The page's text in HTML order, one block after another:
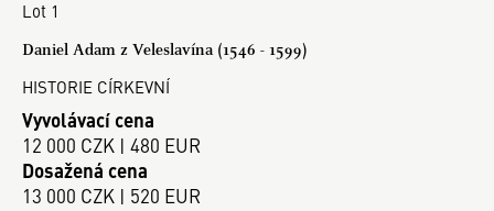
Lot 1
Daniel Adam z Veleslavína (1546 - 1599)
HISTORIE CÍRKEVNÍ
Vyvolávací cena
12 000 CZK | 480 EUR
Dosažená cena
13 000 CZK | 520 EUR